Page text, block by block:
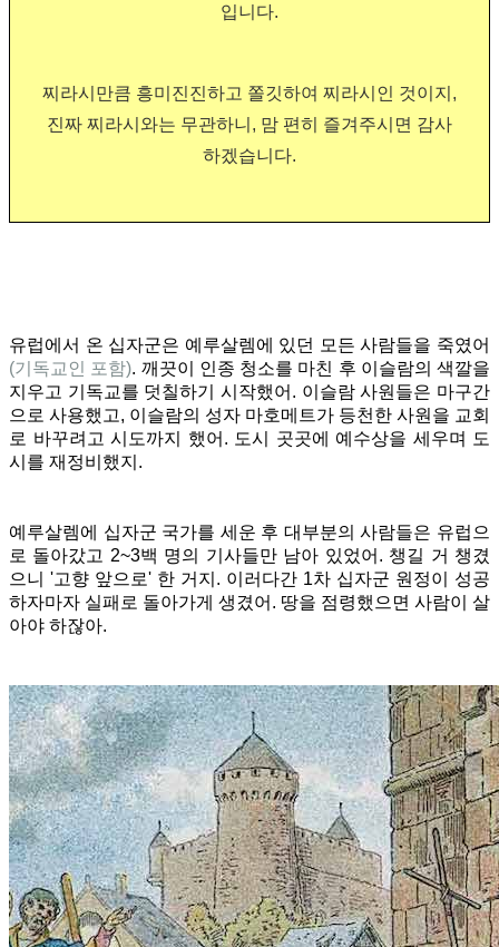
입니다.
찌라시만큼 흥미진진하고 쫄깃하여 찌라시인 것이지,
진짜 찌라시와는 무관하니, 맘 편히 즐겨주시면 감사
하겠습니다.
유럽에서 온 십자군은 예루살렘에 있던 모든 사람들을 죽였어
(기독교인 포함). 깨끗이 인종 청소를 마친 후 이슬람의 색깔을
지우고 기독교를 덧칠하기 시작했어. 이슬람 사원들은 마구간
으로 사용했고, 이슬람의 성자 마호메트가 등천한 사원을 교회
로 바꾸려고 시도까지 했어. 도시 곳곳에 예수상을 세우며 도
시를 재정비했지.
예루살렘에 십자군 국가를 세운 후 대부분의 사람들은 유럽으
로 돌아갔고 2~3백 명의 기사들만 남아 있었어. 챙길 거 챙겼
으니 '고향 앞으로' 한 거지. 이러다간 1차 십자군 원정이 성공
하자마자 실패로 돌아가게 생겼어. 땅을 점령했으면 사람이 살
아야 하잖아.